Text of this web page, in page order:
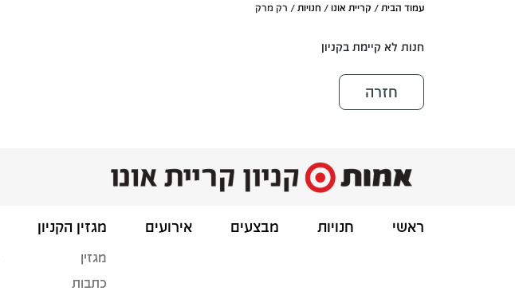
עמוד הבית / קריית אונו / חנויות / רק מרק
חנות לא קיימת בקניון
חזרה
ראשי חנויות מבצעים אירועים מגזין הקניון
מגזין
כתבות